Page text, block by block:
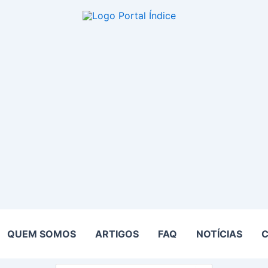
QUEM SOMOS ARTIGOS FAQ NOTÍCIAS